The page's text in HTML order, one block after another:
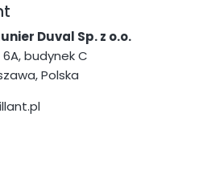
Duval Sp. z o.o.
6A, budynek C
Polska